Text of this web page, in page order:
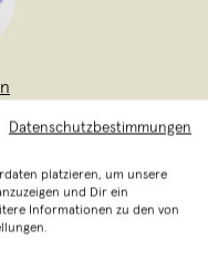
Schaut euch
Kleidung
Datenschutzbestimmungen
platzieren, um unsere
und Dir ein
Informationen zu den von